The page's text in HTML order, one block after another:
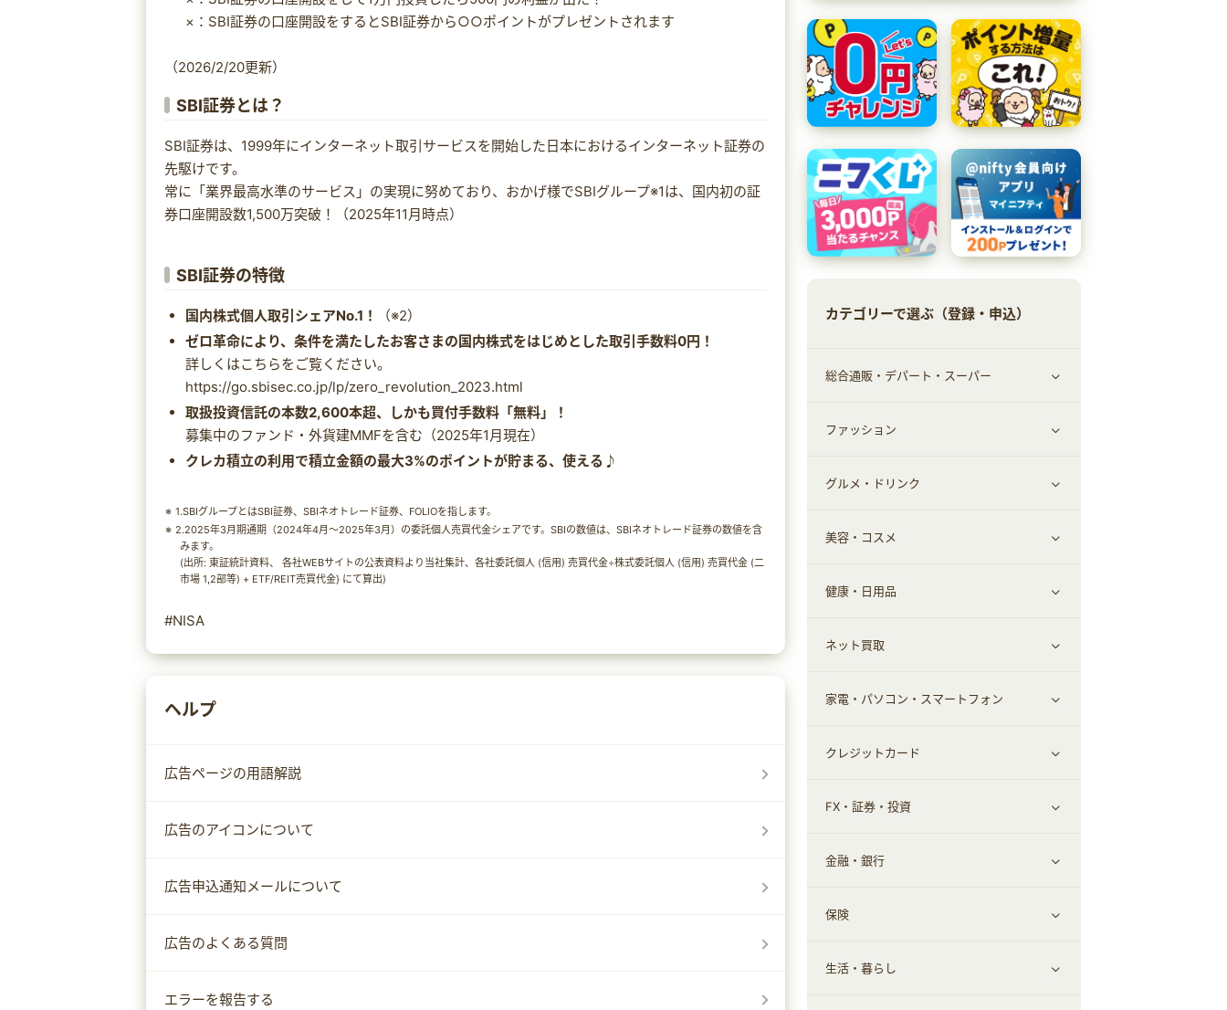
×：SBI証券の口座開設をするとSBI証券から○○ポイントがプレゼントされます
（2026/2/20更新）
SBI証券とは？
SBI証券は、1999年にインターネット取引サービスを開始した日本におけるインターネット証券の
先駆けです。
常に「業界最高水準のサービス」の実現に努めており、おかげ様でSBIグループ※1は、国内初の証
券口座開設数1,500万突破！（2025年11月時点）
SBI証券の特徴
国内株式個人取引シェアNo.1！
（※2）
ゼロ革命により、条件を満たしたお客さまの国内株式をはじめとした取引手数料0円！
詳しくはこちらをご覧ください。
https://go.sbisec.co.jp/lp/zero_revolution_2023.html
取扱投資信託の本数2,600本超、しかも買付手数料「無料」！
募集中のファンド・外貨建MMFを含む（2025年1月現在）
クレカ積立の利用で積立金額の最大3%のポイントが貯まる、使える♪
1.SBIグループとはSBI証券、SBIネオトレード証券、FOLIOを指します。
2.2025年3月期通期（2024年4月～2025年3月）の委託個人売買代金シェアです。SBIの数値は、SBIネオトレード証券の数値を含
みます。
(出所: 東証統計資料、 各社WEBサイトの公表資料より当社集計、各社委託個人 (信用) 売買代金÷株式委託個人 (信用) 売買代金 (二
市場 1,2部等) + ETF/REIT売買代金} にて算出)
#NISA
ヘルプ
広告ページの用語解説
広告のアイコンについて
広告申込通知メールについて
広告のよくある質問
エラーを報告する
カテゴリーで選ぶ（登録・申込）
総合通販・デパート・スーパー
すべて見る
総合通販
ファッション
すべて見る
ファッション
インナー・下着
スーツ・フォーマル
グルメ・ドリンク
すべて見る
グルメ
お酒
食材宅配
ウォーターサーバー
美容・コスメ
すべて見る
ヘアケア
エステ・サロン
メンズ美容
健康・日用品
すべて見る
スポーツ・フィットネス
日用品・薬局・からだ
ネット買取
すべて見る
ネット買取
家電・パソコン・スマートフォン
すべて見る
家電・パソコン・ソフトウェア
通信・レンタルサーバー
スマホ・携帯電話・SIM
クレジットカード
すべて見る
クレジットカード
FX・証券・投資
すべて見る
証券
金融・銀行
銀行・ネット銀行
保険
すべて見る
生活・暮らし